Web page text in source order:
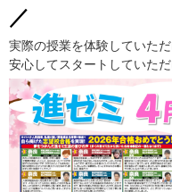
／
実際の授業を体験していただ
安心してスタートしていた